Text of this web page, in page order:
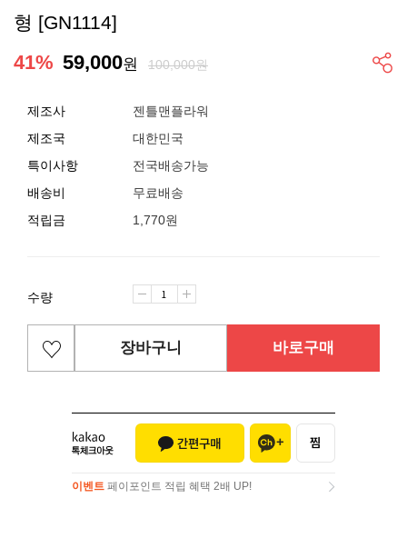
형 [GN1114]
41% 59,000원 100,000원
제조사
젠틀맨플라워
제조국
대한민국
특이사항
전국배송가능
배송비
무료배송
적립금
1,770원
수량
장바구니 바로구매
이벤트 페이포인트 적립 혜택 2배 UP!